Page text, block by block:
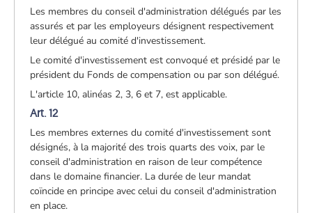
Les membres du conseil d'administration délégués par les
assurés et par les employeurs désignent respectivement
leur délégué au comité d'investissement.
Le comité d'investissement est convoqué et présidé par le
président du Fonds de compensation ou par son délégué.
L'article 10, alinéas 2, 3, 6 et 7, est applicable.
Art. 12
Les membres externes du comité d'investissement sont
désignés, à la majorité des trois quarts des voix, par le
conseil d'administration en raison de leur compétence
dans le domaine financier. La durée de leur mandat
coïncide en principe avec celui du conseil d'administration
en place.